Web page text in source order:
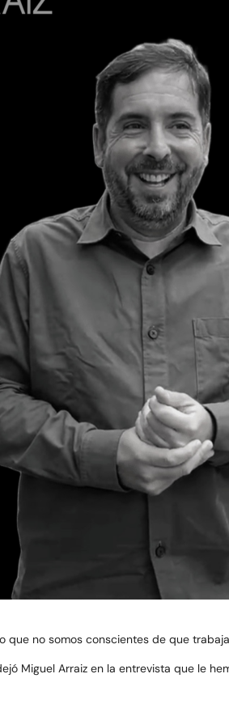
que no somos conscientes de que
Miguel Arraiz en la entrevista que le